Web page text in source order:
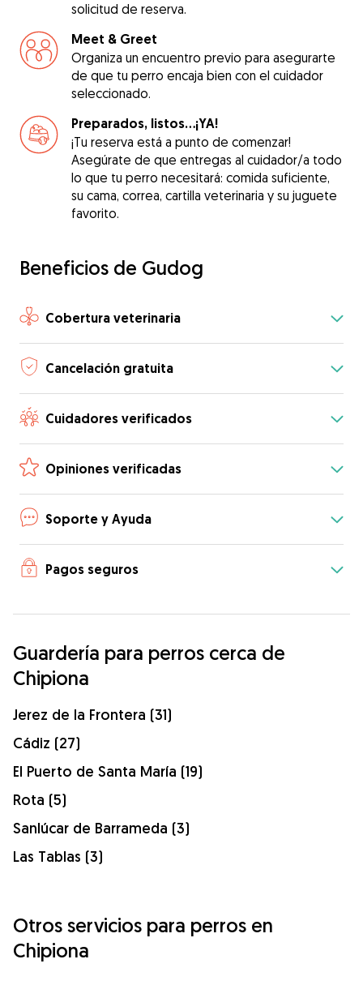
solicitud de reserva.
Meet & Greet
Organiza un encuentro previo para asegurarte
de que tu perro encaja bien con el cuidador
seleccionado.
Preparados, listos...¡YA!
¡Tu reserva está a punto de comenzar!
Asegúrate de que entregas al cuidador/a todo
lo que tu perro necesitará: comida suficiente,
su cama, correa, cartilla veterinaria y su juguete
favorito.
Beneficios de Gudog
Cobertura veterinaria
Cancelación gratuita
Cuidadores verificados
Opiniones verificadas
Soporte y Ayuda
Pagos seguros
Guardería para perros cerca de
Chipiona
Jerez de la Frontera (31)
Cádiz (27)
El Puerto de Santa María (19)
Rota (5)
Sanlúcar de Barrameda (3)
Las Tablas (3)
Otros servicios para perros en
Chipiona